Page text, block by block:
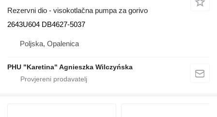
Rezervni dio - visokotlačna pumpa za gorivo
2643U604 DB4627-5037
Poljska, Opalenica
PHU "Karetina" Agnieszka Wilczyńska